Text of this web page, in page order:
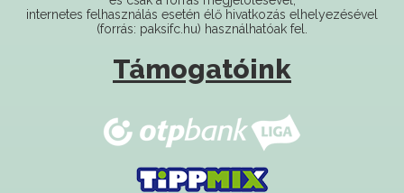
Támogatóink